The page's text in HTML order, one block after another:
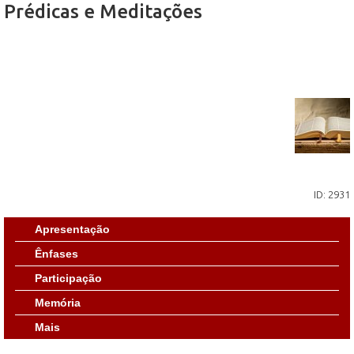
Prédicas e Meditações
ID: 2931
Apresentação
Ênfases
Participação
Memória
Mais